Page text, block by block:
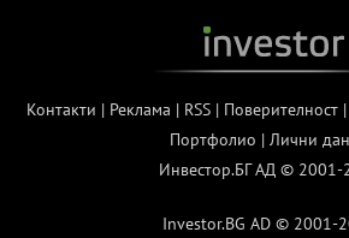
Контакти | Реклама | RSS| Поверителност|
Портфолио | Лични
Инвестор.БГ АД © 2001-
Investor.BG AD © 2001-